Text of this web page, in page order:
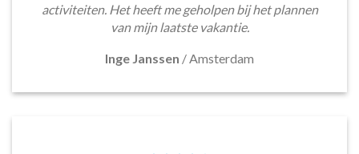
activiteiten. Het heeft me geholpen bij het plannen
van mijn laatste vakantie.
Inge Janssen /Amsterdam